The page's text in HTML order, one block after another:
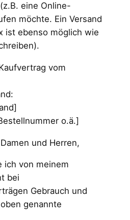
eine Online-
möchte. Ein Versand
ist ebenso möglich wie
vom
o.ä.]
und Herren,
ich von meinem
bei
Gebrauch und
genannte